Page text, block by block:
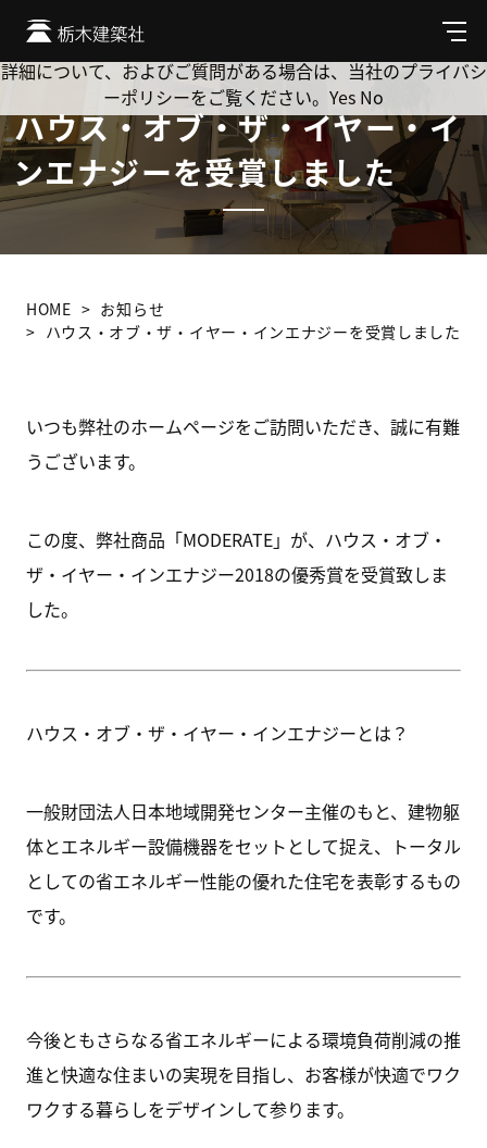
メ
ニ
ュ
ハウス・オブ・ザ・イヤー・イ
ンエナジーを受賞しました
HOME
お知らせ
ハウス・オブ・ザ・イヤー・インエナジーを受賞しました
いつも弊社のホームページをご訪問いただき、誠に有難
うございます。
この度、弊社商品「MODERATE」が、ハウス・オブ・
ザ・イヤー・インエナジー2018の優秀賞を受賞致しま
した。
ハウス・オブ・ザ・イヤー・インエナジーとは？
一般財団法人日本地域開発センター主催のもと、建物躯
体とエネルギー設備機器をセットとして捉え、トータル
としての省エネルギー性能の優れた住宅を表彰するもの
です。
今後ともさらなる省エネルギーによる環境負荷削減の推
進と快適な住まいの実現を目指し、お客様が快適でワク
ワクする暮らしをデザインして参ります。
Cookie を使用して、お客様の活動を追跡してもよろしいです
か? 当社ではお客様のプライバシーを極めて重視しています。
詳細について、およびご質問がある場合は、当社のプライバシ
ーポリシーをご覧ください。 Yes No